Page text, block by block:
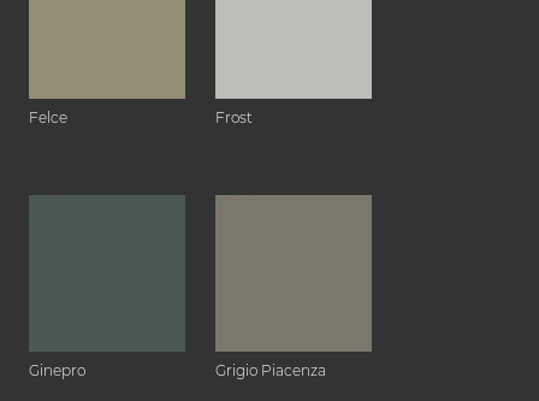
Felce Frost
Ginepro Grigio Piacenza